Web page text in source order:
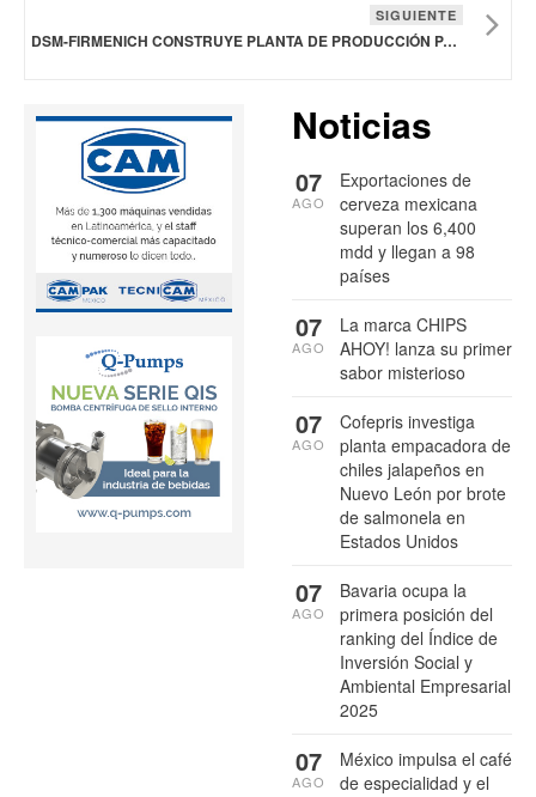
SIGUIENTE
DSM-FIRMENICH CONSTRUYE PLANTA DE PRODUCCIÓN PARA DESARROLLAR SABORES Y MEZCLAS FUNCIONALES EN PARMA, ITALIA
Noticias
Exportaciones de
cerveza mexicana
superan los 6,400
mdd y llegan a 98
países
07
AGO
La marca CHIPS
AHOY! lanza su primer
sabor misterioso
07
AGO
Cofepris investiga
planta empacadora de
chiles jalapeños en
Nuevo León por brote
de salmonela en
Estados Unidos
07
AGO
Bavaria ocupa la
primera posición del
ranking del Índice de
Inversión Social y
Ambiental Empresarial
2025
07
AGO
México impulsa el café
de especialidad y el
07
AGO